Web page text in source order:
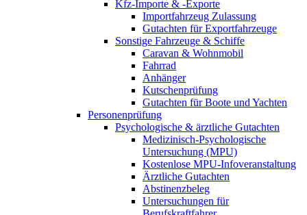
Kfz-Importe & -Exporte
Importfahrzeug Zulassung
Gutachten für Exportfahrzeuge
Sonstige Fahrzeuge & Schiffe
Caravan & Wohnmobil
Fahrrad
Anhänger
Kutschenprüfung
Gutachten für Boote und Yachten
Personenprüfung
Psychologische & ärztliche Gutachten
Medizinisch-Psychologische
Untersuchung (MPU)
Kostenlose MPU-Infoveranstaltung
Ärztliche Gutachten
Abstinenzbeleg
Untersuchungen für